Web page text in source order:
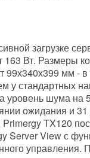
загрузке
163 Вт. Размеры
99х340х399 мм - в
у стандартных
уровень шума на
ожидания и
Primergy TX120
Server View с
управления.